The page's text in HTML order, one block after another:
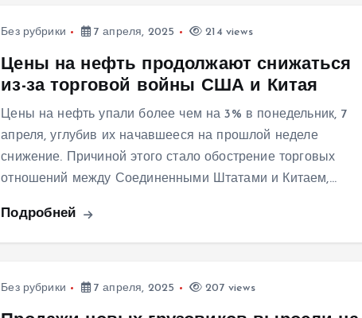
Без рубрики 7 апреля, 2025 214 views
Цены на нефть продолжают снижаться
из-за торговой войны США и Китая
Цены на нефть упали более чем на 3% в понедельник, 7
апреля, углубив их начавшееся на прошлой неделе
снижение. Причиной этого стало обострение торговых
отношений между Соединенными Штатами и Китаем,…
Подробней
Без рубрики 7 апреля, 2025 207 views